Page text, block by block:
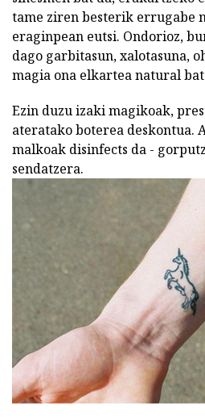
tame ziren besterik errugabe
eraginpean eutsi. Ondorioz,
dago garbitasun, xalotasuna,
magia ona elkartea natural
Ezin duzu izaki magikoak,
ateratako boterea deskontua.
malkoak disinfects da -
sendatzera.